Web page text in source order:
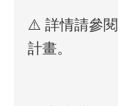
⚠️ 詳情請參
計畫。